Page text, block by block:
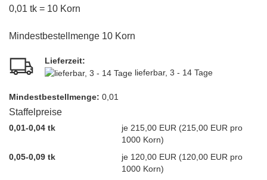
0,01 tk = 10 Korn
Mindestbestellmenge 10 Korn
Lieferzeit:
lieferbar, 3 - 14 Tage
Mindest­bestellmenge: 0,01
Staffelpreise
0,01-0,04 tk
je 215,00 EUR (215,00 EUR pro
1000 Korn)
0,05-0,09 tk
je 120,00 EUR (120,00 EUR pro
1000 Korn)